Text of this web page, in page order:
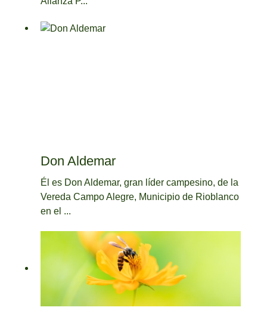
Don Aldemar
Él es Don Aldemar, gran líder campesino, de la
Vereda Campo Alegre, Municipio de Rioblanco
en el ...